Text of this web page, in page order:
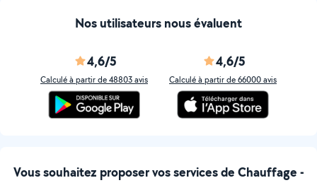
Nos utilisateurs nous évaluent
4,6/5
Calculé à partir de 48803 avis
4,6/5
Calculé à partir de 66000 avis
Vous souhaitez proposer vos services de Chauffage -